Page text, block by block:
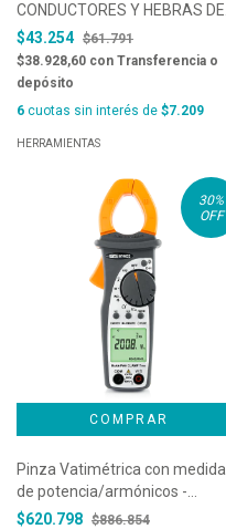
CONDUCTORES Y HEBRAS DE
0,2 A 6 MM2- CORTADOR LAT
DE HASTA 2,5 MM2 Y TOPE DE
LONGITUD DE 6 A 15 MM-
$43.254 $61.791
$38.928,60 con Transferencia o
depósito
6 cuotas sin interés de $7.209
HERRAMIENTAS
30%
OFF
Pinza Vatimétrica con medida
de potencia/armónicos -
HT4022TRMS
$620.798 $886.854